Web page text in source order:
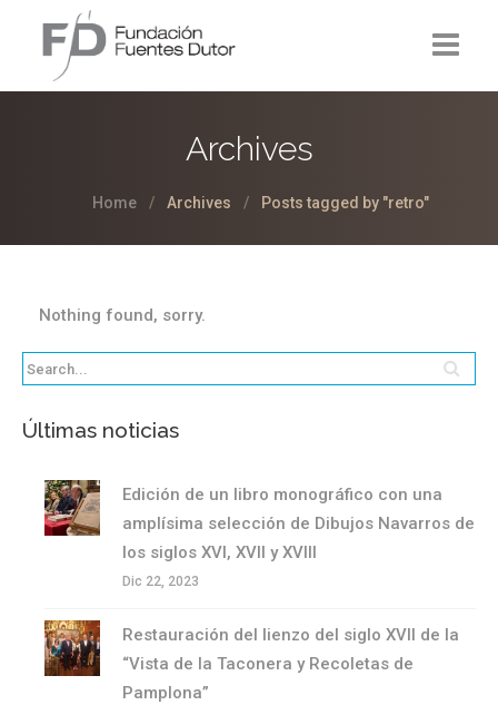
Archives
Home Archives Posts tagged by "retro"
Nothing found, sorry.
Últimas noticias
Edición de un libro monográfico con una
amplísima selección de Dibujos Navarros de
los siglos XVI, XVII y XVIII
Dic 22, 2023
Restauración del lienzo del siglo XVII de la
“Vista de la Taconera y Recoletas de
Pamplona”